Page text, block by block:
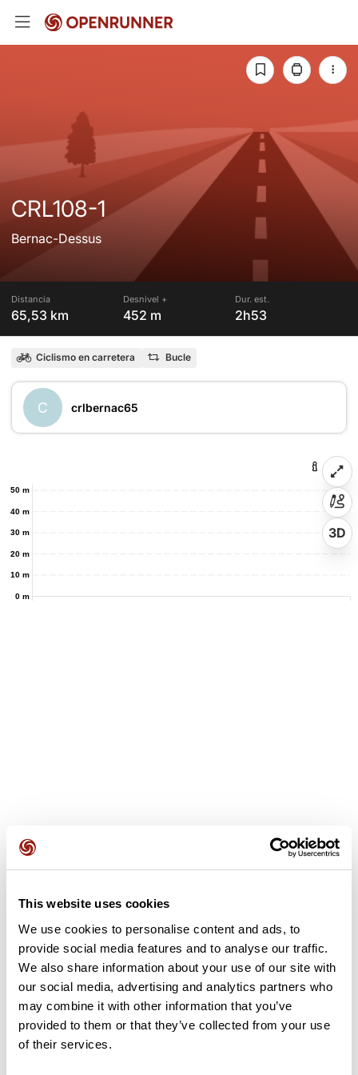
This website uses cookies
We use cookies to personalise content and ads, to
provide social media features and to analyse our traffic.
We also share information about your use of our site with
our social media, advertising and analytics partners who
may combine it with other information that you’ve
provided to them or that they’ve collected from your use
of their services.
CRL108-1
Bernac-Dessus
Distancia
65,53 km
Desnivel +
452 m
Dur. est.
2h53
Ciclismo en carretera Bucle
C crlbernac65
0 m
10 m
20 m
30 m
40 m
50 m
3D
Opiniones de los usuarios
Este recorrido aún no contiene opiniones. ¿Ya lo has
completado? ¡Deja la primera opinión!
Añadir una opinión